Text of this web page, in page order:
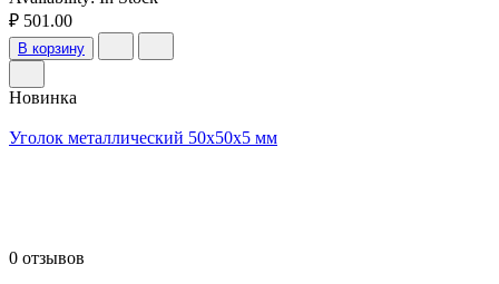
₽ 501.00
В корзину
Новинка
Уголок металлический 50x50x5 мм
0 отзывов